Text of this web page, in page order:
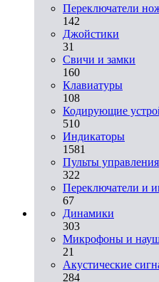
Переключатели
142
Джойстики
31
Свичи и замки
160
Клавиатуры
108
Кодирующие
510
Индикаторы
1581
Пульты управления
322
Переключатели и
67
Динамики
303
Микрофоны и
21
Акустические
284